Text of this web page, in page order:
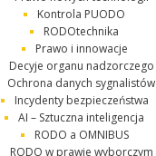
Kontrola PUODO
RODOtechnika
Prawo i innowacje
Decyje organu nadzorczego
Ochrona danych sygnalistów
Incydenty bezpieczeństwa
AI – Sztuczna inteligencja
RODO a OMNIBUS
RODO w prawie wyborczym